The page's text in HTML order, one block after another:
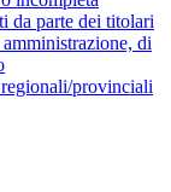
da parte dei titolari
di
provinciali